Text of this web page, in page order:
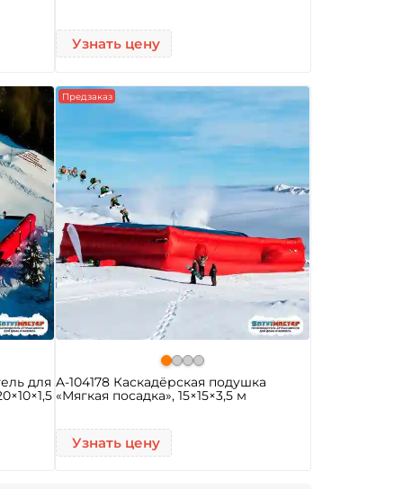
Узнать цену
для
Предзаказ
A-104178 Каскадёрская подушка
«Мягкая посадка», 15×15×3,5 м
Узнать цену